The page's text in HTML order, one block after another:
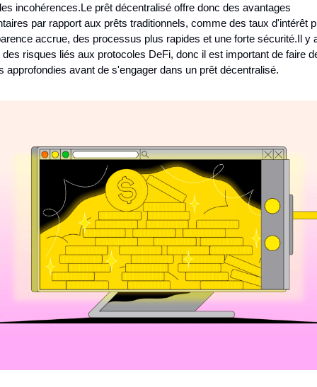
incohérences.Le prêt décentralisé offre donc des avantages
par rapport aux prêts traditionnels, comme des taux d'intérêt
accrue, des processus plus rapides et une forte sécurité.Il y
risques liés aux protocoles DeFi, donc il est important de faire
approfondies avant de s'engager dans un prêt décentralisé.